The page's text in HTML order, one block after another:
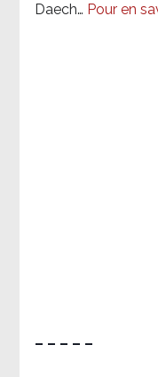
Daech… Pour en
– – – – –